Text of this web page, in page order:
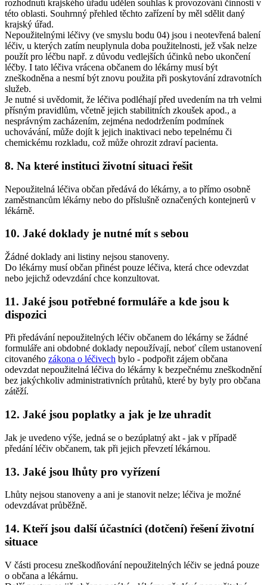
rozhodnutí krajského úřadu udělen souhlas k provozování činnosti v
této oblasti. Souhrnný přehled těchto zařízení by měl sdělit daný
krajský úřad.
Nepoužitelnými léčivy (ve smyslu bodu 04) jsou i neotevřená balení
léčiv, u kterých zatím neuplynula doba použitelnosti, jež však nelze
použít pro léčbu např. z důvodu vedlejších účinků nebo ukončení
léčby. I tato léčiva vrácena občanem do lékárny musí být
zneškodněna a nesmí být znovu použita při poskytování zdravotních
služeb.
Je nutné si uvědomit, že léčiva podléhají před uvedením na trh velmi
přísným pravidlům, včetně jejich stabilitních zkoušek apod., a
nesprávným zacházením, zejména nedodržením podmínek
uchovávání, může dojít k jejich inaktivaci nebo tepelnému či
chemickému rozkladu, což může ohrozit zdraví pacienta.
8. Na které instituci životní situaci řešit
Nepoužitelná léčiva občan předává do lékárny, a to přímo osobně
zaměstnancům lékárny nebo do příslušně označených kontejnerů v
lékárně.
10. Jaké doklady je nutné mít s sebou
Žádné doklady ani listiny nejsou stanoveny.
Do lékárny musí občan přinést pouze léčiva, která chce odevzdat
nebo jejichž odevzdání chce konzultovat.
11. Jaké jsou potřebné formuláře a kde jsou k
dispozici
Při předávání nepoužitelných léčiv občanem do lékárny se žádné
formuláře ani obdobné doklady nepoužívají, neboť cílem ustanovení
citovaného zákona o léčivech bylo - podpořit zájem občana
odevzdat nepoužitelná léčiva do lékárny k bezpečnému zneškodnění
bez jakýchkoliv administrativních průtahů, které by byly pro občana
zátěží.
12. Jaké jsou poplatky a jak je lze uhradit
Jak je uvedeno výše, jedná se o bezúplatný akt - jak v případě
předání léčiv občanem, tak při jejich převzetí lékárnou.
13. Jaké jsou lhůty pro vyřízení
Lhůty nejsou stanoveny a ani je stanovit nelze; léčiva je možné
odevzdávat průběžně.
14. Kteří jsou další účastníci (dotčení) řešení životní
situace
V části procesu zneškodňování nepoužitelných léčiv se jedná pouze
o občana a lékárnu.